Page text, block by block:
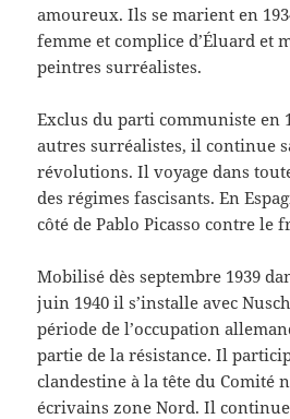
amoureux. Ils se marient en
femme et complice d’Éluard et
peintres surréalistes.
Exclus du parti communiste en
autres surréalistes, il continue
révolutions. Il voyage dans
des régimes fascisants. En
côté de Pablo Picasso contre le
Mobilisé dès septembre 1939
juin 1940 il s’installe avec
période de l’occupation
partie de la résistance. Il
clandestine à la tête du Comité
écrivains zone Nord. Il